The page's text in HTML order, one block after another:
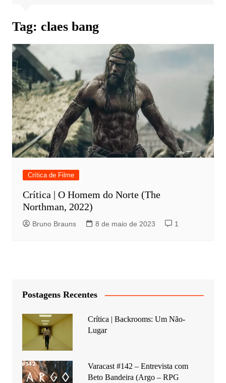
Tag: claes bang
Crítica de Filme
Crítica | O Homem do Norte (The
Northman, 2022)
Bruno Brauns 8 de maio de 2023 1
Postagens Recentes
Crítica | Backrooms: Um Não-
Lugar
Varacast #142 – Entrevista com
Beto Bandeira (Argo – RPG